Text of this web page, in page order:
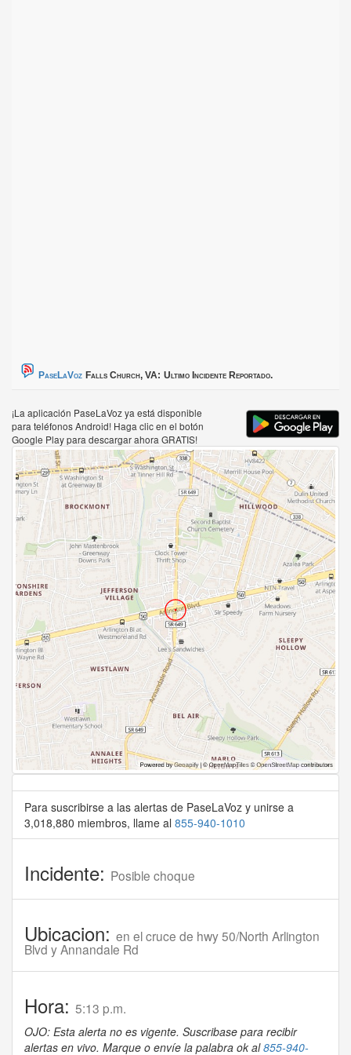
PaseLaVoz Falls Church, VA: Ultimo Incidente Reportado.
¡La aplicación PaseLaVoz ya está disponible
para teléfonos Android! Haga clic en el botón
Google Play para descargar ahora GRATIS!
Para suscribirse a las alertas de PaseLaVoz y unirse a
3,018,880 miembros, llame al 855-940-1010
Incidente: Posible choque
Ubicacion: en el cruce de hwy 50/North Arlington
Blvd y Annandale Rd
Hora: 5:13 p.m.
OJO: Esta alerta no es vigente. Suscribase para recibir
alertas en vivo. Marque o envíe la palabra ok al855-940-